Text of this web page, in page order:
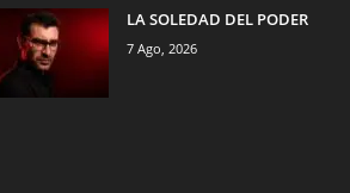
LA SOLEDAD DEL PODER
7 Ago, 2026